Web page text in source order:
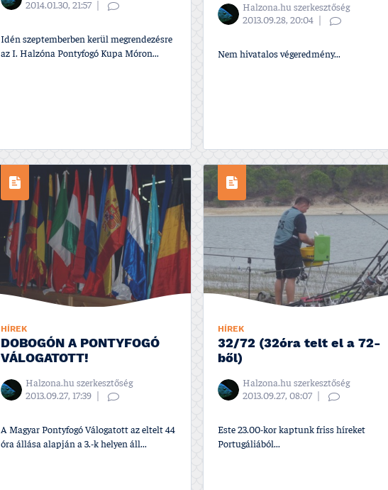
2014.01.30, 21:57
Idén szeptemberben kerül megrendezésre
az I. Halzóna Pontyfogó Kupa Móron...
Halzona.hu szerkesztőség
2013.09.28, 20:04
Nem hivatalos végeredmény...
HÍREK
DOBOGÓN A PONTYFOGÓ
VÁLOGATOTT!
Halzona.hu szerkesztőség
2013.09.27, 17:39
A Magyar Pontyfogó Válogatott az eltelt 44
óra állása alapján a 3.-k helyen áll...
HÍREK
32/72 (32óra telt el a 72-
ből)
Halzona.hu szerkesztőség
2013.09.27, 08:07
Este 23.00-kor kaptunk friss hí­reket
Portugáliából...